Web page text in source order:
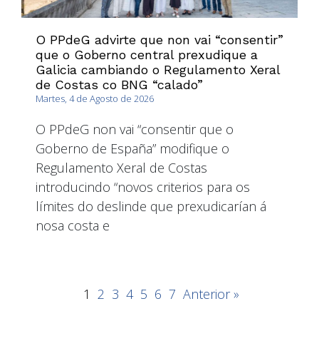
O PPdeG advirte que non vai “consentir”
que o Goberno central prexudique a
Galicia cambiando o Regulamento Xeral
de Costas co BNG “calado”
Martes, 4 de Agosto de 2026
O PPdeG non vai “consentir que o
Goberno de España” modifique o
Regulamento Xeral de Costas
introducindo “novos criterios para os
límites do deslinde que prexudicarían á
nosa costa e
1 2 3 4 5 6 7 Anterior »